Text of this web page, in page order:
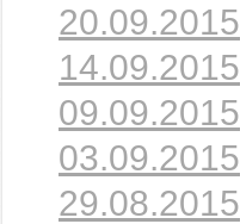
20.09.2015
14.09.2015
09.09.2015
03.09.2015
29.08.2015